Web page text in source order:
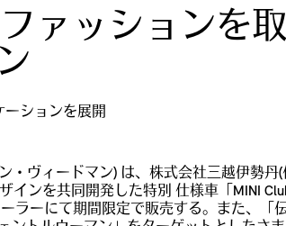
ァッションを
ションを展開
ヴィードマン) は、株式会社三越伊勢丹
ンを共同開発した特別 仕様車「MINI
ラーにて期間限定で販売する。また、「